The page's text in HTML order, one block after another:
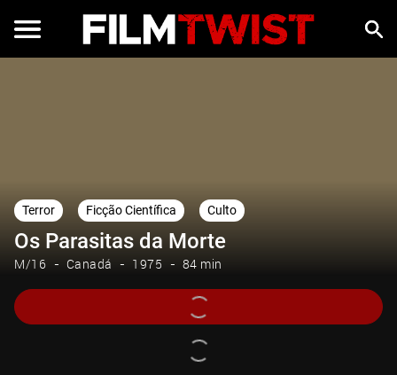
Terror Ficção Científica Culto
Os Parasitas da Morte
M/16 Canadá 1975 84 min